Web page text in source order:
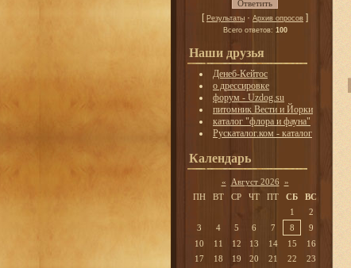
[ Результаты · Архив опросов ]
Всего ответов: 100
Наши друзья
Денеб-Кейтос
о дрессировке
форум - Uzdog.su
питомник Вести и Йорки
каталог "флора и фауна"
Рускаталог.ком - каталог
Календарь
« Август 2026 »
ПН
ВТ СР ЧТ ПТ СБ
ВС
1
2
3
4 5 6 7 8
9
10
11 12 13 14 15
16
17
18 19 20 21 22
23